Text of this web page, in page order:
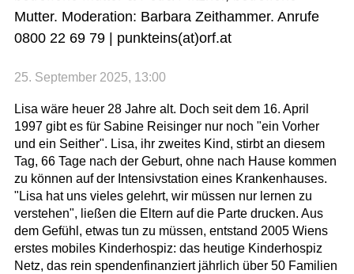
Mutter. Moderation: Barbara Zeithammer. Anrufe
0800 22 69 79 | punkteins(at)orf.at
25. September 2025, 13:00
Lisa wäre heuer 28 Jahre alt. Doch seit dem 16. April
1997 gibt es für Sabine Reisinger nur noch "ein Vorher
und ein Seither". Lisa, ihr zweites Kind, stirbt an diesem
Tag, 66 Tage nach der Geburt, ohne nach Hause kommen
zu können auf der Intensivstation eines Krankenhauses.
"Lisa hat uns vieles gelehrt, wir müssen nur lernen zu
verstehen", ließen die Eltern auf die Parte drucken. Aus
dem Gefühl, etwas tun zu müssen, entstand 2005 Wiens
erstes mobiles Kinderhospiz: das heutige Kinderhospiz
Netz, das rein spendenfinanziert jährlich über 50 Familien